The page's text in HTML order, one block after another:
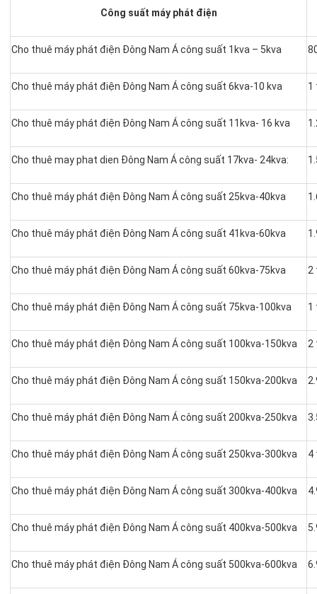
Công suất máy phát điện
Cho thuê máy phát điện Đông Nam Á công suất 1kva – 5kva
Cho thuê máy phát điện Đông Nam Á công suất 6kva-10 kva 1
Cho thuê máy phát điện Đông Nam Á công suất 11kva- 16 kva
Cho thuê may phat dien Đông Nam Á công suất 17kva- 24kva:
Cho thuê máy phát điện Đông Nam Á công suất 25kva-40kva
Cho thuê máy phát điện Đông Nam Á công suất 41kva-60kva
Cho thuê máy phát điện Đông Nam Á công suất 60kva-75kva 2
Cho thuê máy phát điện Đông Nam Á công suất 75kva-100kva 1
Cho thuê máy phát điện Đông Nam Á công suất 100kva-150kva 2
Cho thuê máy phát điện Đông Nam Á công suất 150kva-200kva
Cho thuê máy phát điện Đông Nam Á công suất 200kva-250kva
Cho thuê máy phát điện Đông Nam Á công suất 250kva-300kva 4
Cho thuê máy phát điện Đông Nam Á công suất 300kva-400kva
Cho thuê máy phát điện Đông Nam Á công suất 400kva-500kva
Cho thuê máy phát điện Đông Nam Á công suất 500kva-600kva